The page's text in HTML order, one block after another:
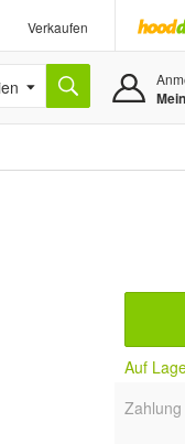
Verkaufen
Auf
Zahlung